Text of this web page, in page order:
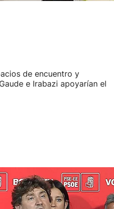
de encuentro y
e Irabazi apoyarían el